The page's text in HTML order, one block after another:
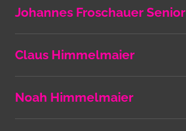
Johannes Froschauer Senior
Claus Himmelmaier
Noah Himmelmaier